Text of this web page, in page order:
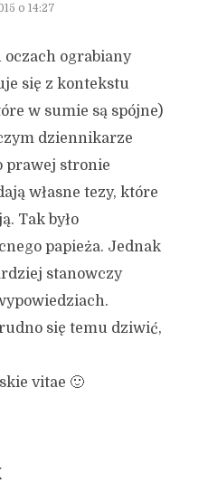
o 14:27
oczach ograbiany
się z kontekstu
w sumie są spójne)
dziennikarze
prawej stronie
własne tezy, które
Tak było
papieża. Jednak
stanowczy
się temu dziwić,
vitae 🙂